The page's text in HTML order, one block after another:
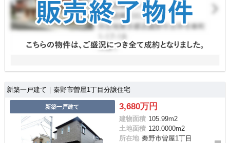
新築一戸建て｜秦野市曽屋1丁目分譲住宅
新築一戸建て 3,680万円
建物面積 105.99m2
土地面積 120.0000m2
所在地 秦野市曽屋1丁目